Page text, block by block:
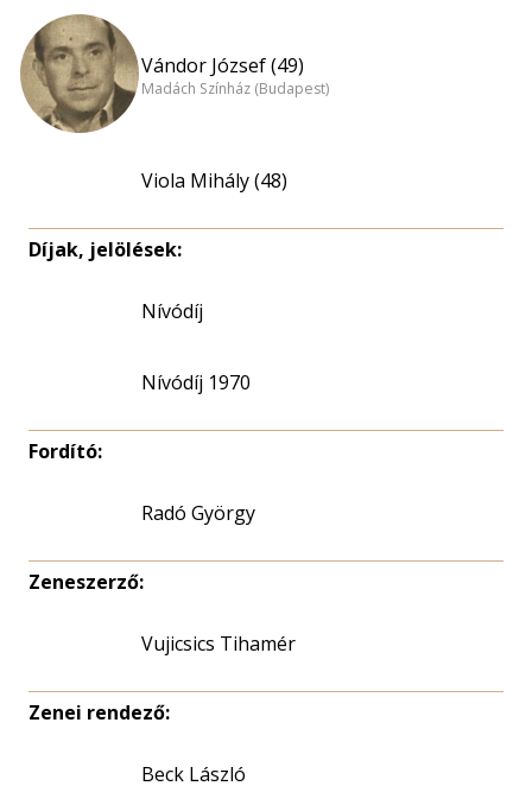
Vándor József (49)
Madách Színház (Budapest)
Viola Mihály (48)
Díjak, jelölések:
Nívódíj
Nívódíj 1970
Fordító:
Radó György
Zeneszerző:
Vujicsics Tihamér
Zenei rendező:
Beck László